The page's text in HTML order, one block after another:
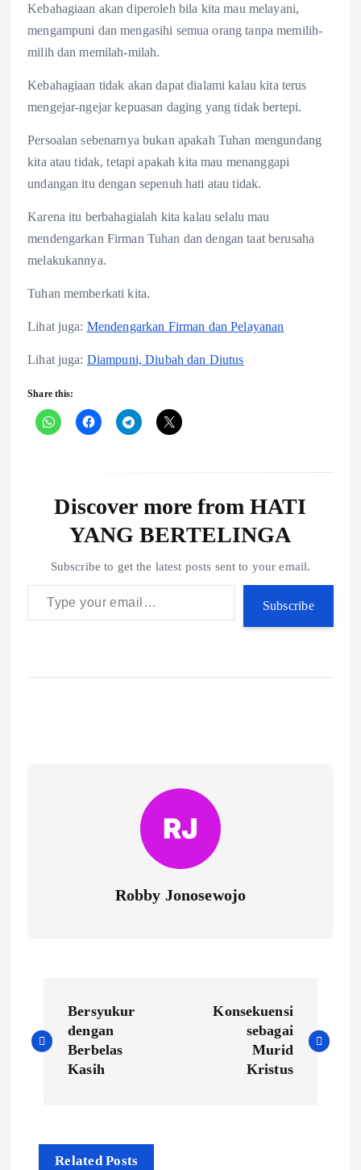
Kebahagiaan akan diperoleh bila kita mau melayani,
mengampuni dan mengasihi semua orang tanpa memilih-
milih dan memilah-milah.
Kebahagiaan tidak akan dapat dialami kalau kita terus
mengejar-ngejar kepuasan daging yang tidak bertepi.
Persoalan sebenarnya bukan apakah Tuhan mengundang
kita atau tidak, tetapi apakah kita mau menanggapi
undangan itu dengan sepenuh hati atau tidak.
Karena itu berbahagialah kita kalau selalu mau
mendengarkan Firman Tuhan dan dengan taat berusaha
melakukannya.
Tuhan memberkati kita.
Lihat juga: Mendengarkan Firman dan Pelayanan
Lihat juga: Diampuni, Diubah dan Diutus
Share this:
Discover more from HATI
YANG BERTELINGA
Subscribe to get the latest posts sent to your email.
Type your email…
Subscribe
Robby Jonosewojo
o
s
Bersyukur
dengan
Berbelas
Kasih
Konsekuensi
sebagai
Murid
Kristus
Related Posts